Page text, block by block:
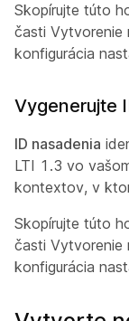
Skopírujte túto
časti Vytvorenie
konfigurácia
Vygenerujte
ID nasadenia
LTI 1.3 vo
kontextov, v
Skopírujte túto
časti Vytvorenie
konfigurácia